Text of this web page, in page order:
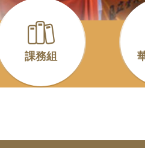
課務組